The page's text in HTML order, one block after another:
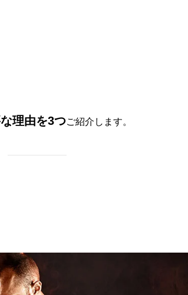
理由を3つご紹介します。